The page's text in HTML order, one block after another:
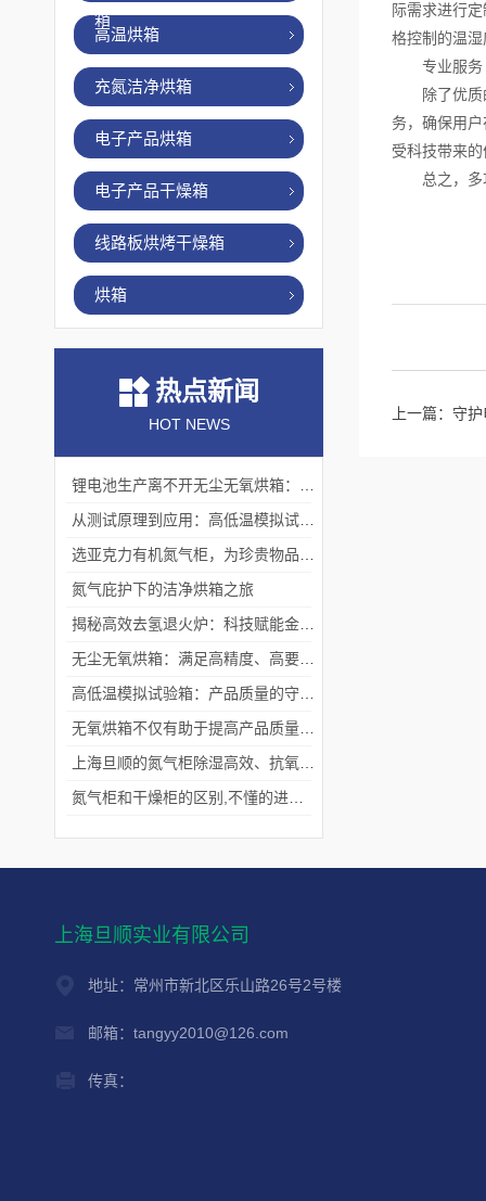
箱
高温烘箱
充氮洁净烘箱
电子产品烘箱
电子产品干燥箱
线路板烘烤干燥箱
烘箱
热点新闻
HOT NEWS
氮气庇护下的洁净烘箱之旅
际需求进行
格控制的温
专业服务
除了优质的
务，确保用
受科技带来
总之，多功
上一篇： 守护
上海旦顺实业有限公司
地址：常州市新北区乐山路26号2号楼
邮箱：tangyy2010@126.com
传真：